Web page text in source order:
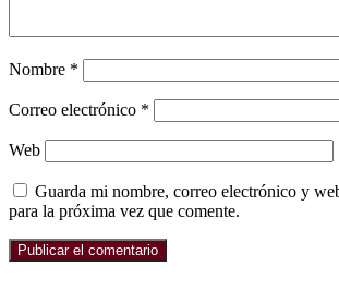
Nombre *
Correo electrónico *
Web
Guarda mi nombre, correo electrónico y
para la próxima vez que comente.